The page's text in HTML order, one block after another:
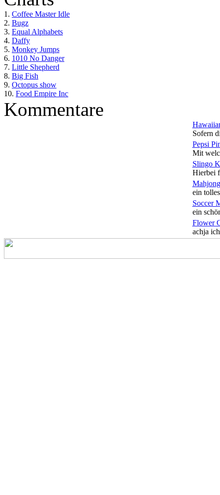
1. Coffee Master Idle
2. Bugz
3. Equal Alphabets
4. Daffy
5. Monkey Jumps
6. 1010 No Danger
7. Little Shepherd
8. Big Fish
9. Octopus show
10. Food Empire Inc
Kommentare
Sofern
Pepsi
Mit
Slingo
Hierbei
ein
Soccer
ein
Flower
achja